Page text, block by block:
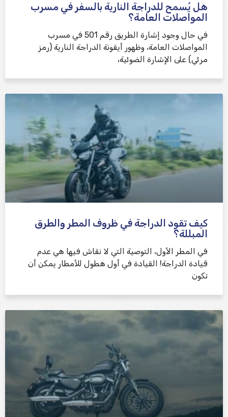
هل يُسمح للدراجة النارية بالسفر في مسرب
المواصلات العامة؟
في حال وجود إشارة الطريق رقم 501 في مسرب
المواصلات العامة، وظهور أيقونة الدراجة النارية (رمز
مرئي) على الإشارة الضوئية،
كيف تقود الدراجة في ظروف المطر والطرق
المبللة؟
في المطر الأول، التوصية التي لا نقاش فيها هي عدم
قيادة الدراجة! القيادة في أول هطول للأمطار يمكن أن
تكون